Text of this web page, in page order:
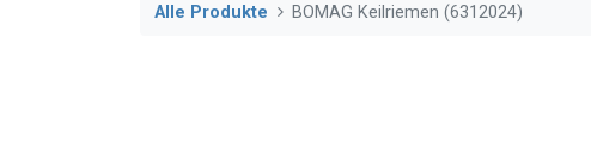
Alle Produkte BOMAG Keilriemen (6312024)